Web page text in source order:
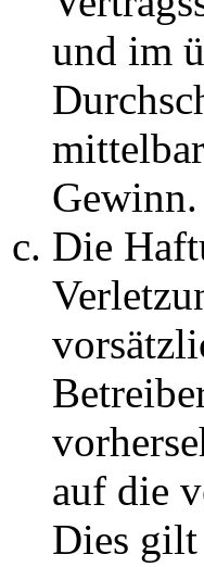
und im
Gewinn.
Die
auf die
Dies gilt